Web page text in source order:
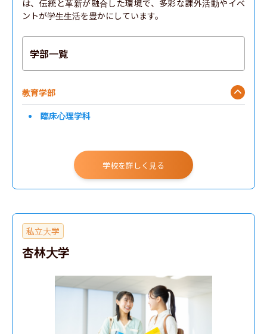
は、伝統と革新が融合した環境で、多彩な課外活動やイベ
ントが学生生活を豊かにしています。
学部一覧
教育学部
臨床心理学科
学校を詳しく見る
私立大学
杏林大学